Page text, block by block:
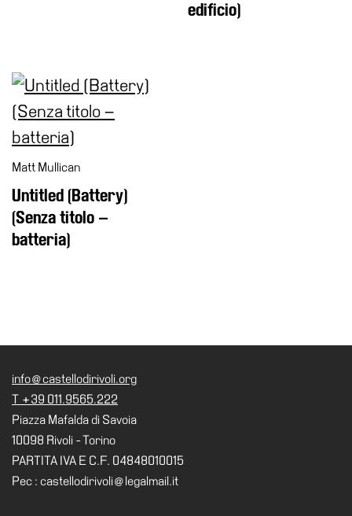
edificio)
Matt Mullican
Untitled (Battery)
(Senza titolo –
batteria)
info@castellodirivoli.org
T +39 011.9565.222
Piazza Mafalda di Savoia
10098 Rivoli - Torino
PARTITA IVA E C.F. 04848010015
Pec : castellodirivoli@legalmail.it